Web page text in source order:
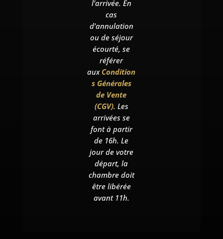
l’arrivée. En
cas
d’annulation
ou de séjour
écourté, se
référer
aux Condition
s Générales
de Vente
(CGV). Les
arrivées se
font à partir
de 16h. Le
jour de votre
départ, la
chambre doit
être libérée
avant 11h.